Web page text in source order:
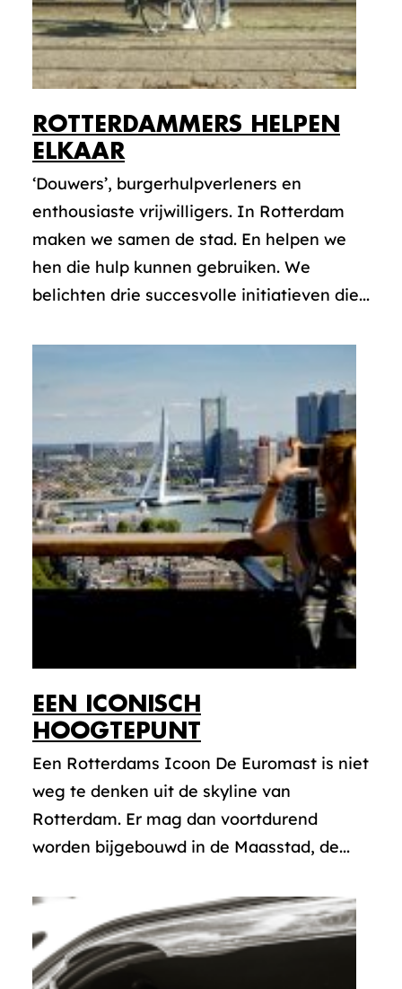
ROTTERDAMMERS HELPEN
ELKAAR
‘Douwers’, burgerhulpverleners en
enthousiaste vrijwilligers. In Rotterdam
maken we samen de stad. En helpen we
hen die hulp kunnen gebruiken. We
belichten drie succesvolle initiatieven die...
EEN ICONISCH
HOOGTEPUNT
Een Rotterdams Icoon De Euromast is niet
weg te denken uit de skyline van
Rotterdam. Er mag dan voortdurend
worden bijgebouwd in de Maasstad, de...